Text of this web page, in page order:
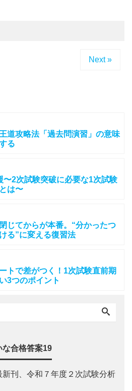
Next »
道攻略法「過去問演習」の意味
る
〜2次試験突破に必要な1次試験
は〜
じてからが本番。“分かったつ
る”に変える復習法
トで差がつく！1次試験直前期
3つのポイント
な合格答案19
刊、令和７年度２次試験分析